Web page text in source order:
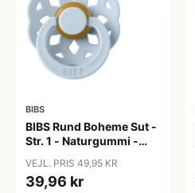
BIBS
BIBS Rund Boheme Sut -
Str. 1 - Naturgummi -
VEJL. PRIS 49,95 KR
39,96 kr